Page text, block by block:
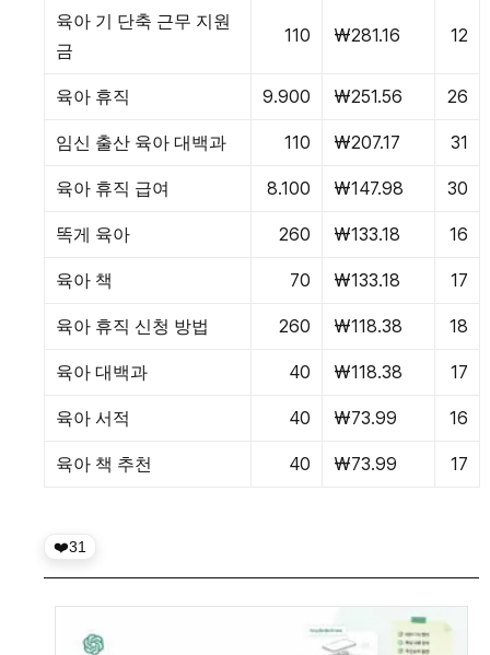
육아 기 단축 근무 지원
금
110 ₩281.16 12
육아 휴직 9.900 ₩251.56 26
임신 출산 육아 대백과 110 ₩207.17 31
육아 휴직 급여 8.100 ₩147.98 30
똑게 육아 260 ₩133.18 16
육아 책 70 ₩133.18 17
육아 휴직 신청 방법 260 ₩118.38 18
육아 대백과 40 ₩118.38 17
육아 서적 40 ₩73.99 16
육아 책 추천 40 ₩73.99 17
31